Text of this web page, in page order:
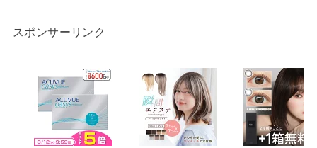
スポンサーリンク